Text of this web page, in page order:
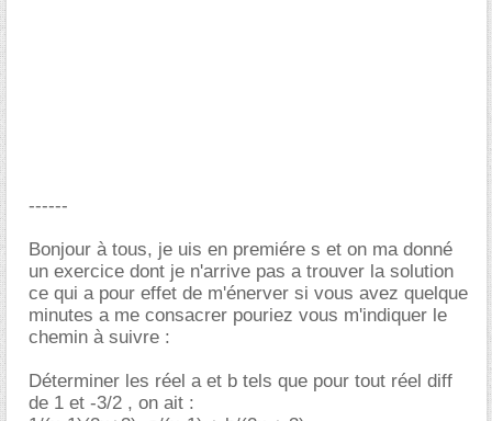
------
Bonjour à tous, je uis en premiére s et on ma donné
un exercice dont je n'arrive pas a trouver la solution
ce qui a pour effet de m'énerver si vous avez quelque
minutes a me consacrer pouriez vous m'indiquer le
chemin à suivre :
Déterminer les réel a et b tels que pour tout réel diff
de 1 et -3/2 , on ait :